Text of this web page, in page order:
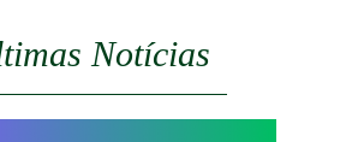
Notícias